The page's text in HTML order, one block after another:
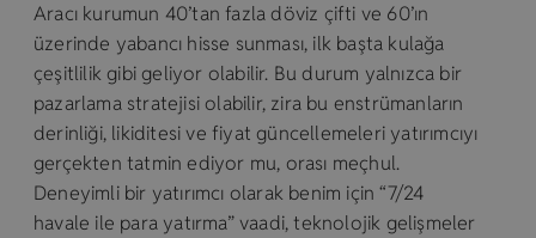
Aracı kurumun 40’tan fazla döviz çifti ve 60’ın
üzerinde yabancı hisse sunması, ilk başta kulağa
çeşitlilik gibi geliyor olabilir. Bu durum yalnızca bir
pazarlama stratejisi olabilir, zira bu enstrümanların
derinliği, likiditesi ve fiyat güncellemeleri yatırımcıyı
gerçekten tatmin ediyor mu, orası meçhul.
Deneyimli bir yatırımcı olarak benim için “7/24
havale ile para yatırma” vaadi, teknolojik gelişmeler